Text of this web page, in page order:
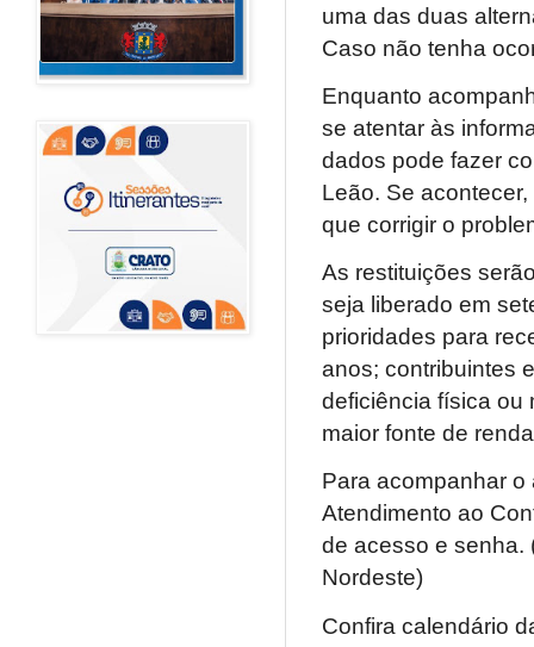
uma das duas
Caso não tenha
Enquanto
se atentar às
dados pode fazer
Leão. Se
que corrigir o
As restituições
seja liberado em
prioridades para
anos; contribuintes
deficiência física ou
maior fonte de
Para acompanhar
Atendimento ao
de acesso e senha.
Nordeste)
Confira calendário